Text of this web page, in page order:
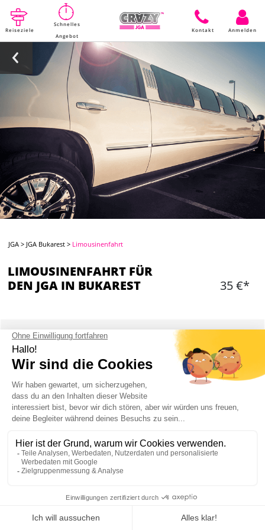
Reiseziele
Schnelles
Angebot
Kontakt Anmelden
JGA > JGA Bukarest > Limousinenfahrt
LIMOUSINENFAHRT FÜR
DEN JGA IN BUKAREST
35 €*
WAS IST ENTHALTEN?
Reservierung einer Lincoln- oder Chrysler-
Limousine (je nach Verfügbarkeit)
1-stündige Fahrt durch die Stadt
Chauffeur
Begleitung durch lokalen Reiseguide
Maximale Kapazität: 9 Personen
Mein JGA in Bukarest